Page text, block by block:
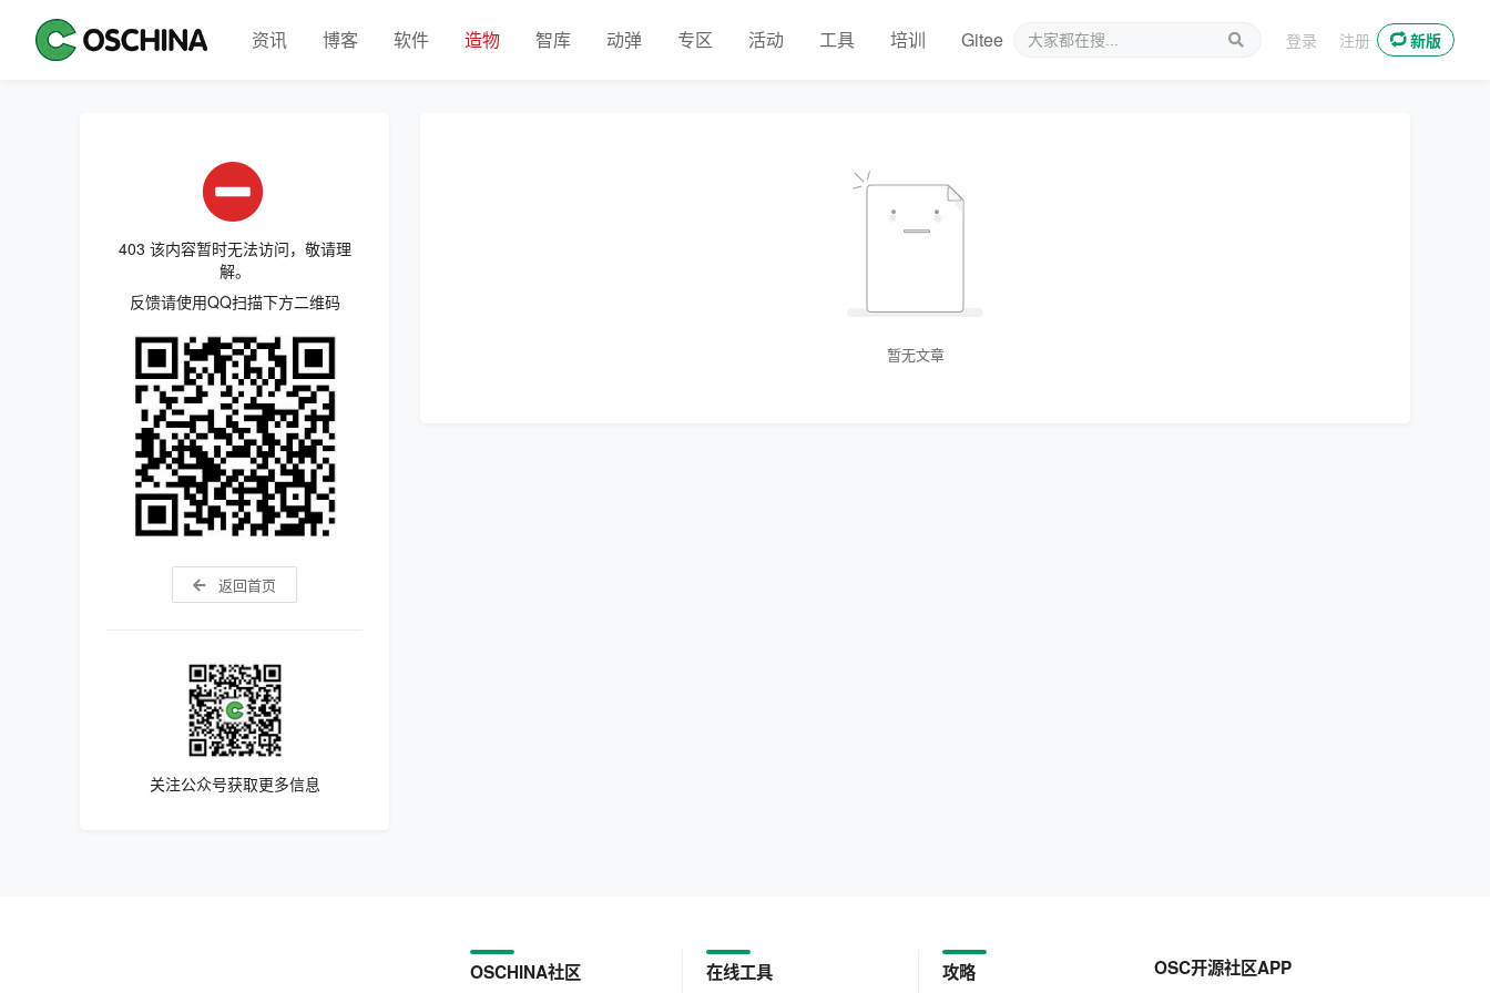
资讯 博客 软件 造物 智库 动弹 专区 活动 工具 培训 Gitee 新媒体 登录 注册 新版
403 该内容暂时无法访问，敬请理
解。
反馈请使用QQ扫描下方二维码
返回首页
关注公众号获取更多信息
暂无文章
OSCHINA社区 在线工具 攻略 OSC开源社区APP